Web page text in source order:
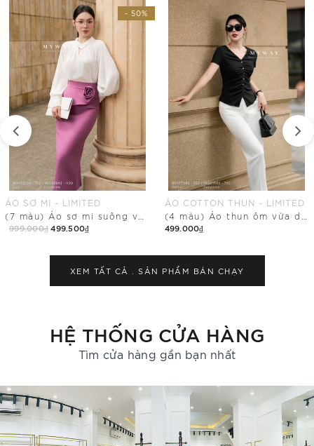
ÁO COTTON THUN - LIMITED
499.000₫
- 30%
QUẦN SUÔNG - LIMITED
499.500₫
XEM TẤT CẢ . SẢN PHẨM BÁN CHẠY
HỆ THỐNG CỬA HÀNG
Tìm cửa hàng gần bạn nhất